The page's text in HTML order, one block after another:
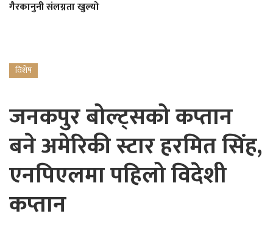
गैरकानुनी संलग्नता खुल्यो
विशेष
जनकपुर बोल्ट्सको कप्तान
बने अमेरिकी स्टार हरमित सिंह,
एनपिएलमा पहिलो विदेशी
कप्तान